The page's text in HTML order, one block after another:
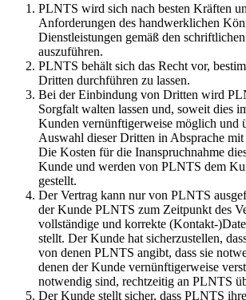
PLNTS wird sich nach besten Kräften
Anforderungen des handwerklichen
Dienstleistungen gemäß den
auszuführen.
PLNTS behält sich das Recht vor,
Dritten durchführen zu lassen.
Bei der Einbindung von Dritten wird
Sorgfalt walten lassen und, soweit dies
Kunden vernünftigerweise möglich und
Auswahl dieser Dritten in Absprache
Die Kosten für die Inanspruchnahme
Kunde und werden von PLNTS dem
gestellt.
Der Vertrag kann nur von PLNTS
der Kunde PLNTS zum Zeitpunkt des
vollständige und korrekte (Kontakt-
stellt. Der Kunde hat sicherzustellen,
von denen PLNTS angibt, dass sie
denen der Kunde vernünftigerweise
notwendig sind, rechtzeitig an PLNTS
Der Kunde stellt sicher, dass PLNTS